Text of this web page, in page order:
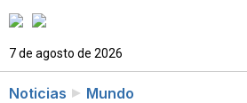
7 de agosto de 2026
Noticias Mundo